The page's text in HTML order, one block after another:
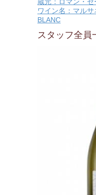
ワイン名：マル
BLANC
スタッフ全員